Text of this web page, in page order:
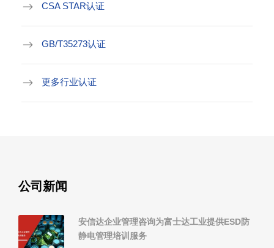
CSA STAR认证
GB/T35273认证
更多行业认证
公司新闻
安信达企业管理咨询为富士达工业提供ESD防
静电管理培训服务